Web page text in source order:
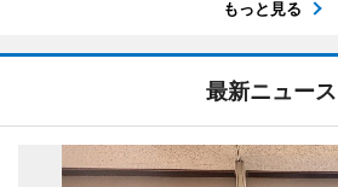
もっと見る
最新ニュース